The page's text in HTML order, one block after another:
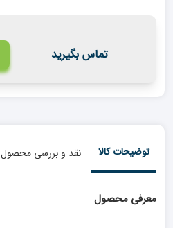
تماس بگیرید
توضیحات کالا نقد و بررسی محصول
معرفی محصول